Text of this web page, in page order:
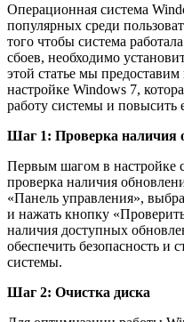
Операционная система
популярных среди
того чтобы система
сбоев, необходимо
этой статье мы
настройке Windows 7,
работу системы и повысить
Шаг 1: Проверка наличия
Первым шагом в настройке
проверка наличия
«Панель управления»,
и нажать кнопку
наличия доступных
обеспечить безопасность и
системы.
Шаг 2: Очистка диска